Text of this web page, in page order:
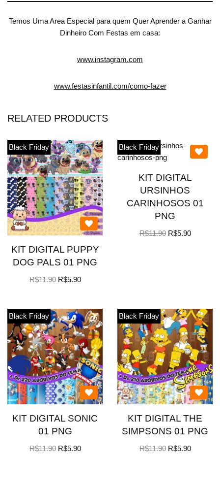
Temos Uma Area Especial para quem Quer Aprender a Ganhar
Dinheiro Com Festas em casa:
www.instagram.com
www.festasinfantil.com/como-fazer
RELATED PRODUCTS
Black Friday
KIT DIGITAL PUPPY
DOG PALS 01 PNG
R$11.90 R$5.90
Black Friday
KIT DIGITAL
URSINHOS
CARINHOSOS 01
PNG
R$11.90 R$5.90
Black Friday
KIT DIGITAL SONIC
01 PNG
R$11.90 R$5.90
Black Friday
KIT DIGITAL THE
SIMPSONS 01 PNG
R$11.90 R$5.90